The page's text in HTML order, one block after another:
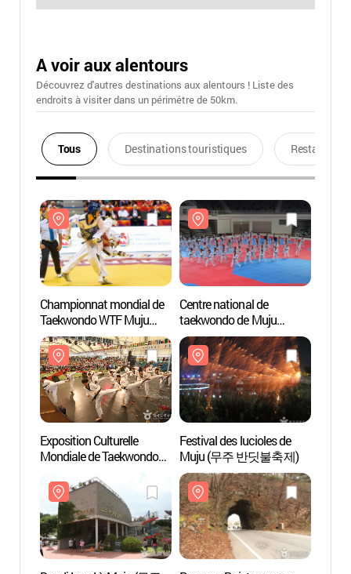
A voir aux alentours
Découvrez d'autres destinations aux alentours ! Liste des
endroits à visiter dans un périmétre de 50km.
Tous Destinations touristiques Restaurants
Championnat mondial de
Taekwondo WTF Muju
2017 (무주 WTF
세계태권도선수권대회
2017)
Centre national de
taekwondo de Muju
(국립태권도원)
Exposition Culturelle
Mondiale de Taekwondo
Festival des lucioles de
Muju (무주 반딧불축제)